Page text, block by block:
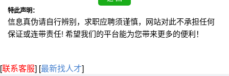
特此声明：
信息真伪请自行辨别，求职应聘须谨慎，网站对此不承担任何
保证或连带责任! 希望我们的平台能为您带来更多的便利！
[联系客服] [最新找人才]